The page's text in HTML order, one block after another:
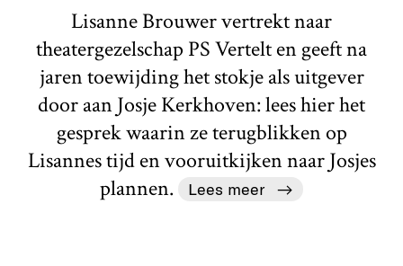
Lisanne Brouwer vertrekt naar
theatergezelschap PS Vertelt en geeft na
jaren toewijding het stokje als uitgever
door aan Josje Kerkhoven: lees hier het
gesprek waarin ze terugblikken op
Lisannes tijd en vooruitkijken naar Josjes
plannen.
Lees meer